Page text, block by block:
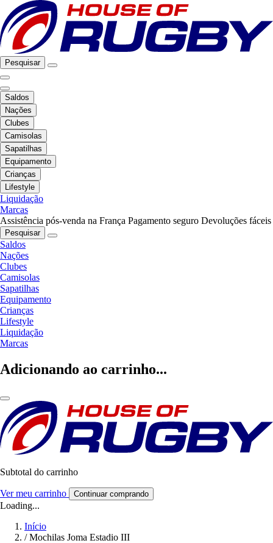
Pesquisar
Saldos
Nações
Clubes
Camisolas
Sapatilhas
Equipamento
Crianças
Lifestyle
Liquidação
Marcas
Assistência pós-venda na França Pagamento seguro Devoluções fáceis
Pesquisar
Saldos
Nações
Clubes
Camisolas
Sapatilhas
Equipamento
Crianças
Lifestyle
Liquidação
Marcas
Adicionando ao carrinho...
Subtotal do carrinho
Ver meu carrinho Continuar comprando
Loading...
Início
/ Mochilas Joma Estadio III